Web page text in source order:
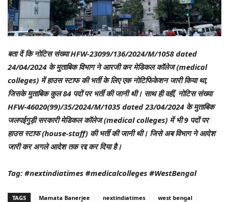
बता दें कि नोटिस संख्या HFW-23099/136/2024/M/1058 dated
24/04/2024 के मुताबिक विभाग ने आरजी कर मेडिकल कॉलेज (medical
colleges) में हाउस स्टाफ की भर्ती के लिए एक नोटिफिकेशन जारी किया था,
जिसके मुताबिक कुल 84 पदों पर भर्ती की जानी थी। साथ ही वहीं, नोटिस संख्या
HFW-46020(99)/35/2024/M/1035 dated 23/04/2024 के मुताबिक
जलपईगुड़ी सरकारी मेडिकल कॉलेज (medical colleges) में भी 9 पदों पर
हाउस स्टाफ (house-staff) की भर्ती की जानी थी। जिसे अब विभाग ने आदेश
जारी कर अगले आदेश तक रद्द कर दिया है।
Tag: #nextindiatimes #medicalcolleges #WestBengal
TAGS Mamata Banerjee nextindiatimes west bengal